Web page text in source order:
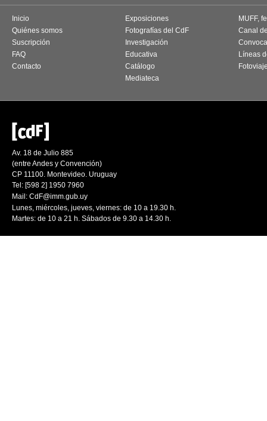
Inicio
Quiénes somos
Suscripción
FAQ
Contacto
Exposiciones
Fotografías del CdF
Investigación
Educativa
Catálogo
Mediateca
MUFF,
Canal
Líneas
Av. 18 de Julio 885
(entre Andes y Convención)
CP 11100. Montevideo. Uruguay
Tel: [598 2] 1950 7960
Mail: CdF@imm.gub.uy
Lunes, miércoles, jueves, viernes: de 10 a 19.30 h.
Martes: de 10 a 21 h. Sábados de 9.30 a 14.30 h.